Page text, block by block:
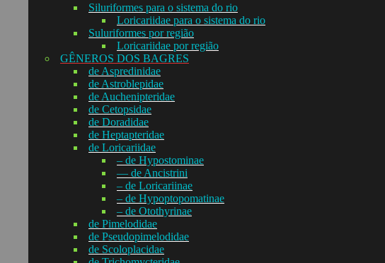
Siluriformes para o sistema do rio
Loricariidae para o sistema do rio
Suluriformes por região
Loricariidae por região
GÊNEROS DOS BAGRES
de Aspredinidae
de Astroblepidae
de Auchenipteridae
de Cetopsidae
de Doradidae
de Heptapteridae
de Loricariidae
– de Hypostominae
— de Ancistrini
– de Loricariinae
– de Hypoptopomatinae
– de Otothyrinae
de Pimelodidae
de Pseudopimelodidae
de Scoloplacidae